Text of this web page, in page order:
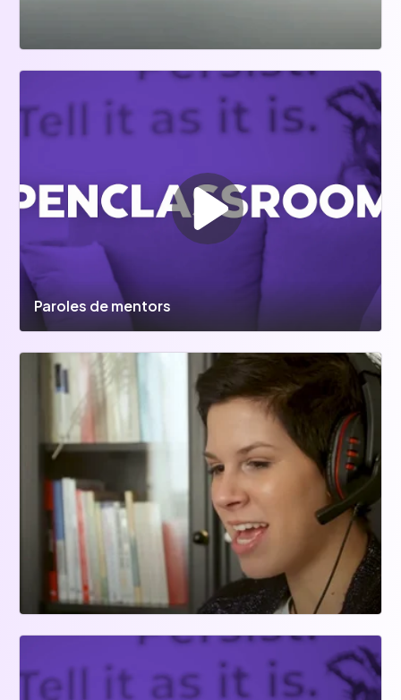
Paroles de mentors